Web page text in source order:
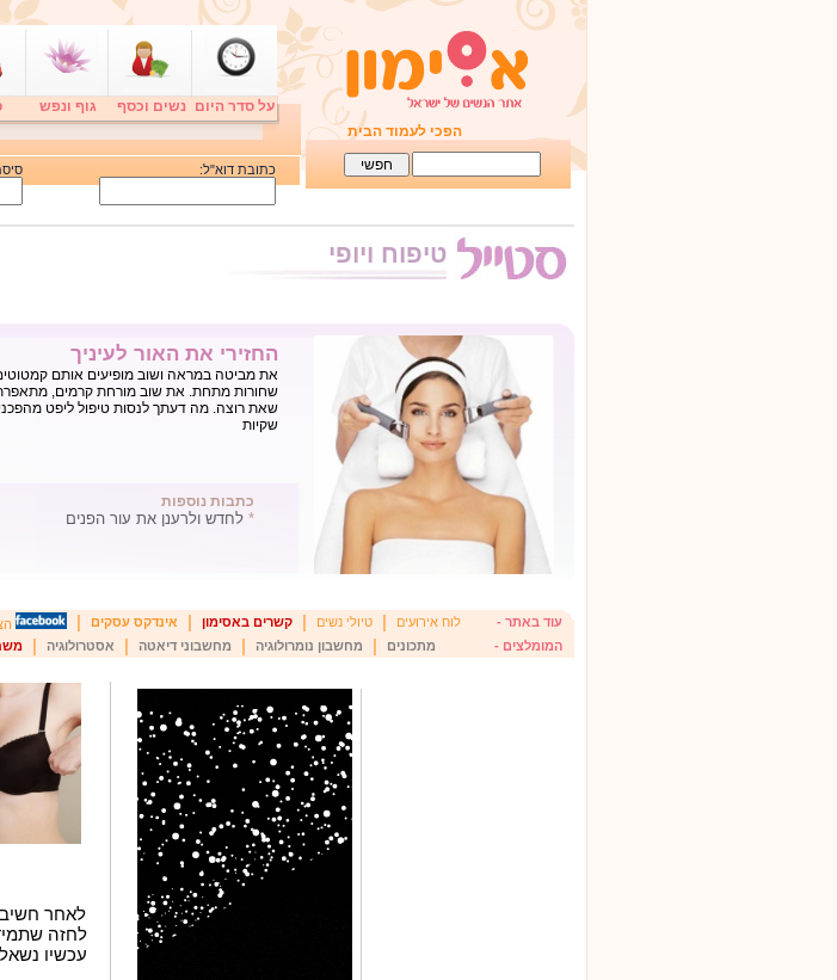
הפכי לעמוד הבית
על סדר היום נשים וכסף גוף ונפש
כתובת דוא"ל:
טיפוח ויופי
החזירי את האור לעיניך
את מביטה במראה ושוב מופיעים אותם
שחורות מתחת. את שוב מורחת קרמים,
שאת רוצה. מה דעתך לנסות טיפול ליפט
שקיות
כתבות נוספות
*לחדש ולרענן את עור הפנים
עוד באתר - לוח אירועים |טיולי נשים |קשרים באסימון אינדקס עסקים
המומלצים - מתכונים מחשבון נומרולוגיה מחשבוני דיאטה אסטרולוגיה |
לאחר
לחזה
עכשיו